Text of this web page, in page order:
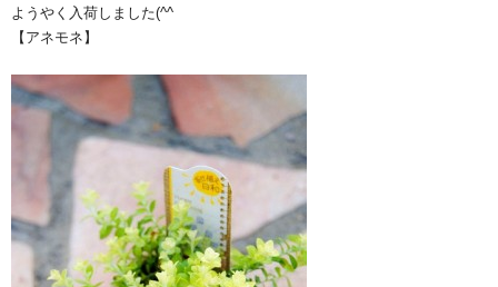
ようやく入荷しました(^^ゞ
【アネモネ】